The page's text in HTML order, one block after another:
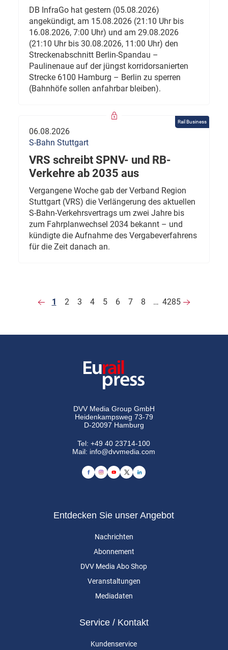
DB InfraGo hat gestern (05.08.2026)
angekündigt, am 15.08.2026 (21:10 Uhr bis
16.08.2026, 7:00 Uhr) und am 29.08.2026
(21:10 Uhr bis 30.08.2026, 11:00 Uhr) den
Streckenabschnitt Berlin-Spandau –
Paulinenaue auf der jüngst korridorsanierten
Strecke 6100 Hamburg – Berlin zu sperren
(Bahnhöfe sollen anfahrbar bleiben).
Rail Business
06.08.2026
S-Bahn Stuttgart
VRS schreibt SPNV- und RB-
Verkehre ab 2035 aus
Vergangene Woche gab der Verband Region
Stuttgart (VRS) die Verlängerung des aktuellen
S-Bahn-Verkehrsvertrags um zwei Jahre bis
zum Fahrplanwechsel 2034 bekannt – und
kündigte die Aufnahme des Vergabeverfahrens
für die Zeit danach an.
1 2 3 4 5 6 7 8 … 4285
DVV Media Group GmbH
Heidenkampsweg 73-79
D-20097 Hamburg
Tel:+49 40 23714-100
Mail: info@dvvmedia.com
Entdecken Sie unser Angebot
Nachrichten
Abonnement
DVV Media Abo Shop
Veranstaltungen
Mediadaten
Service / Kontakt
Kundenservice